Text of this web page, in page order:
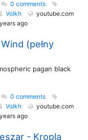
0 comments
Volkh
youtube.com
ago
(pełny
pagan black
0 comments
Volkh
youtube.com
ago
- Kroplą